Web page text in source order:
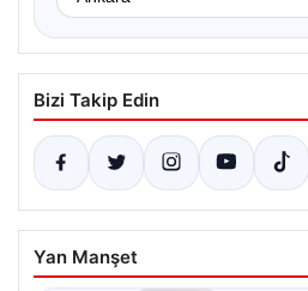
Bizi Takip Edin
Yan Manşet